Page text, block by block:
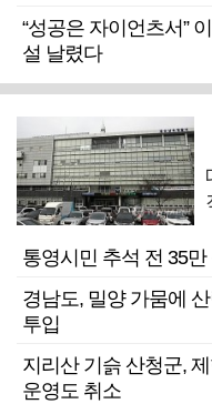
“성공은 자이언츠서”
설 날렸다
통영시민 추석 전 35
경남도, 밀양 가뭄에
투입
지리산 기슭 산청군,
운영도 취소